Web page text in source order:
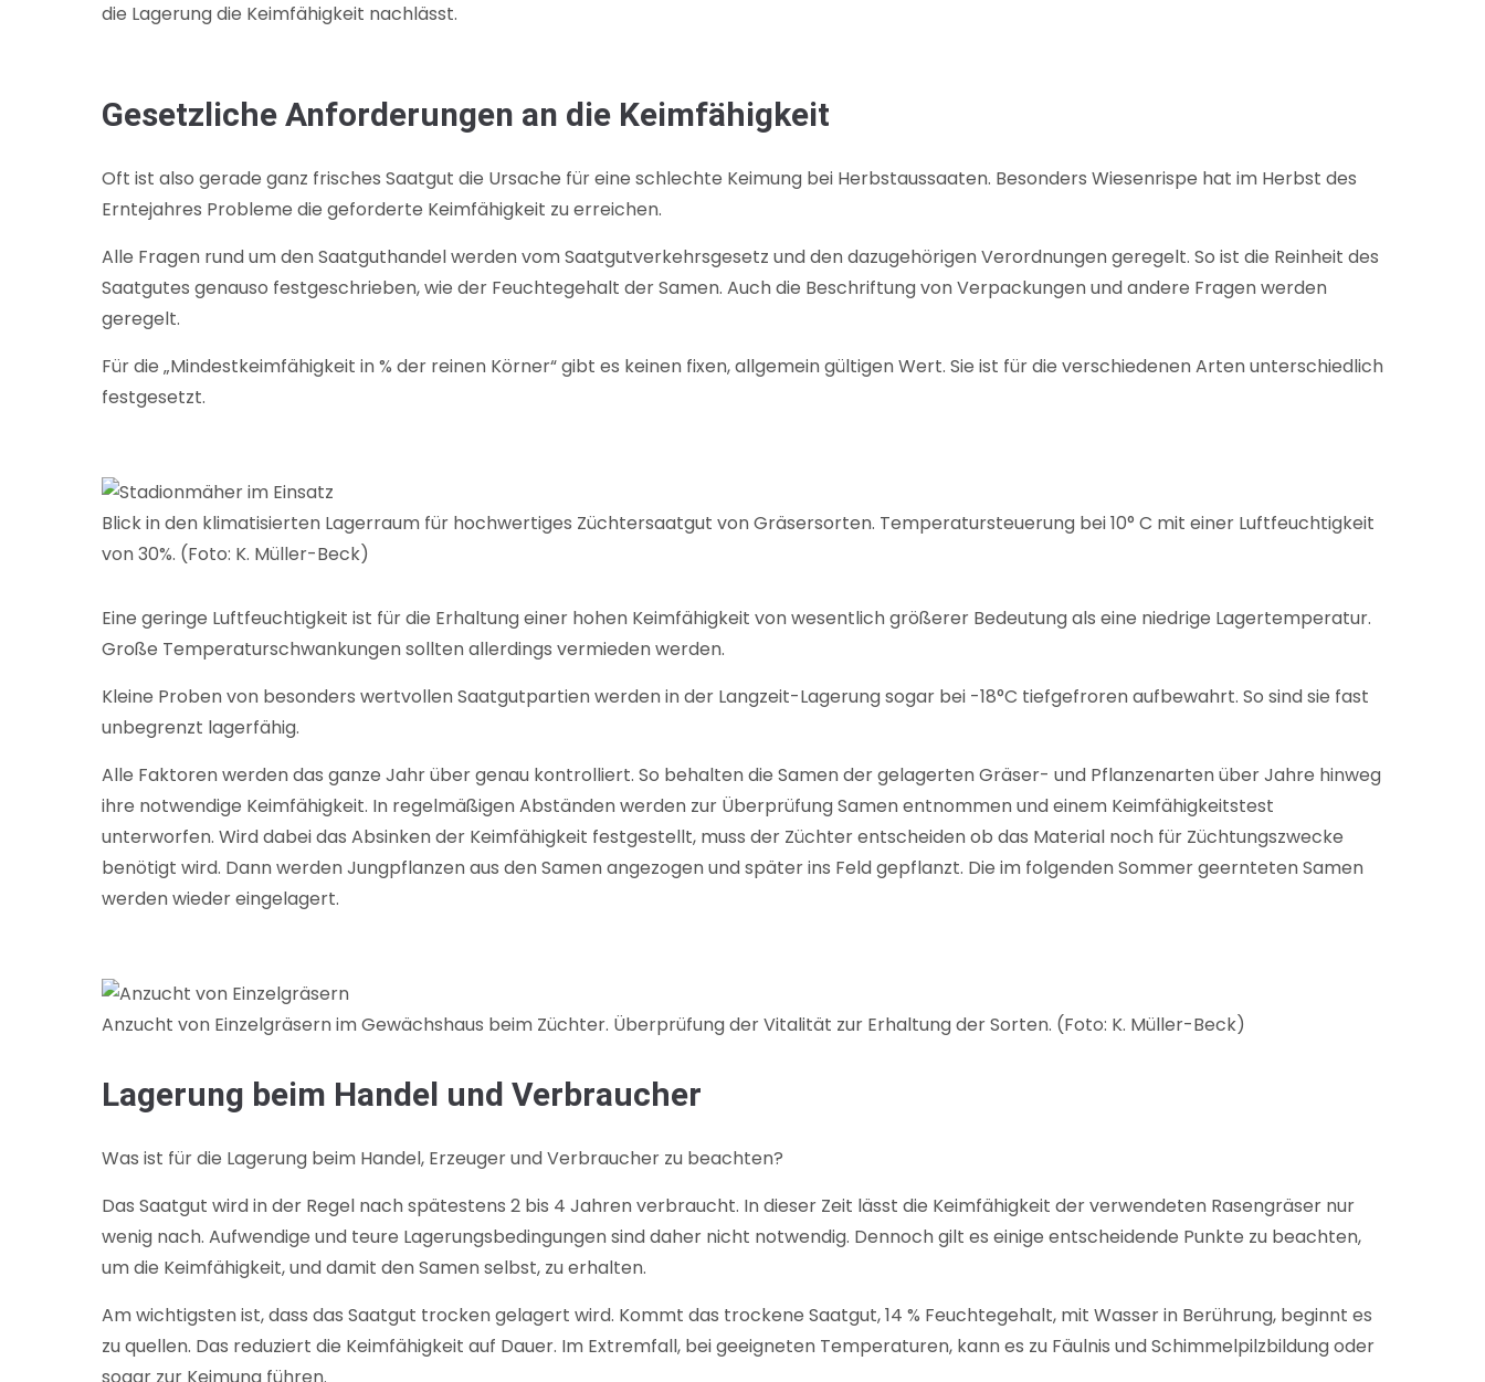
die Lagerung die Keimfähigkeit nachlässt.
Gesetzliche Anforderungen an die Keimfähigkeit
Oft ist also gerade ganz frisches Saatgut die Ursache für eine schlechte Keimung bei Herbstaussaaten. Besonders Wiesenrispe hat im Herbst des
Erntejahres Probleme die geforderte Keimfähigkeit zu erreichen.
Alle Fragen rund um den Saatguthandel werden vom Saatgutverkehrsgesetz und den dazugehörigen Verordnungen geregelt. So ist die Reinheit des
Saatgutes genauso festgeschrieben, wie der Feuchtegehalt der Samen. Auch die Beschriftung von Verpackungen und andere Fragen werden
geregelt.
Für die „Mindestkeimfähigkeit in % der reinen Körner“ gibt es keinen fixen, allgemein gültigen Wert. Sie ist für die verschiedenen Arten unterschiedlich
festgesetzt.
Blick in den klimatisierten Lagerraum für hochwertiges Züchtersaatgut von Gräsersorten. Temperatursteuerung bei 10° C mit einer Luftfeuchtigkeit
von 30%. (Foto: K. Müller-Beck)
Eine geringe Luftfeuchtigkeit ist für die Erhaltung einer hohen Keimfähigkeit von wesentlich größerer Bedeutung als eine niedrige Lagertemperatur.
Große Temperaturschwankungen sollten allerdings vermieden werden.
Kleine Proben von besonders wertvollen Saatgutpartien werden in der Langzeit-Lagerung sogar bei -18°C tiefgefroren aufbewahrt. So sind sie fast
unbegrenzt lagerfähig.
Alle Faktoren werden das ganze Jahr über genau kontrolliert. So behalten die Samen der gelagerten Gräser- und Pflanzenarten über Jahre hinweg
ihre notwendige Keimfähigkeit. In regelmäßigen Abständen werden zur Überprüfung Samen entnommen und einem Keimfähigkeitstest
unterworfen. Wird dabei das Absinken der Keimfähigkeit festgestellt, muss der Züchter entscheiden ob das Material noch für Züchtungszwecke
benötigt wird. Dann werden Jungpflanzen aus den Samen angezogen und später ins Feld gepflanzt. Die im folgenden Sommer geernteten Samen
werden wieder eingelagert.
Anzucht von Einzelgräsern im Gewächshaus beim Züchter. Überprüfung der Vitalität zur Erhaltung der Sorten. (Foto: K. Müller-Beck)
Lagerung beim Handel und Verbraucher
Was ist für die Lagerung beim Handel, Erzeuger und Verbraucher zu beachten?
Das Saatgut wird in der Regel nach spätestens 2 bis 4 Jahren verbraucht. In dieser Zeit lässt die Keimfähigkeit der verwendeten Rasengräser nur
wenig nach. Aufwendige und teure Lagerungsbedingungen sind daher nicht notwendig. Dennoch gilt es einige entscheidende Punkte zu beachten,
um die Keimfähigkeit, und damit den Samen selbst, zu erhalten.
Am wichtigsten ist, dass das Saatgut trocken gelagert wird. Kommt das trockene Saatgut, 14 % Feuchtegehalt, mit Wasser in Berührung, beginnt es
zu quellen. Das reduziert die Keimfähigkeit auf Dauer. Im Extremfall, bei geeigneten Temperaturen, kann es zu Fäulnis und Schimmelpilzbildung oder